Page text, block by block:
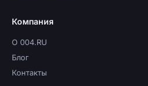
Компания
О 004.RU
Блог
Контакты